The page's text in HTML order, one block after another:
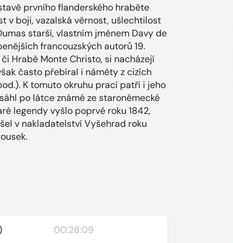
prvního flanderského hraběte
v boji, vazalská věrnost, ušlechtilost
starší, vlastním jménem Davy de
francouzských autorů 19.
Hrabě Monte Christo, si nacházejí
často přebíral i náměty z cizích
K tomuto okruhu prací patří i jeho
po látce známé ze staroněmecké
legendy vyšlo poprvé roku 1842,
v nakladatelství Vyšehrad roku
00:28:09